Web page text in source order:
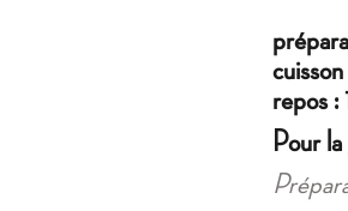
repos :
Pour